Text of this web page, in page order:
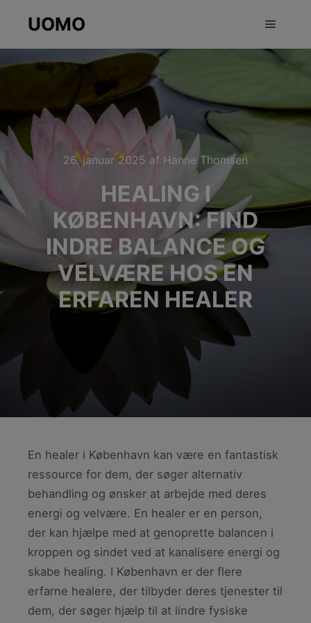
UOMO
26. januar 2025 af Hanne Thomsen
HEALING I
KØBENHAVN: FIND
INDRE BALANCE OG
VELVÆRE HOS EN
ERFAREN HEALER
En healer i København kan være en fantastisk
ressource for dem, der søger alternativ
behandling og ønsker at arbejde med deres
energi og velvære. En healer er en person,
der kan hjælpe med at genoprette balancen i
kroppen og sindet ved at kanalisere energi og
skabe healing. I København er der flere
erfarne healere, der tilbyder deres tjenester til
dem, der søger hjælp til at lindre fysiske